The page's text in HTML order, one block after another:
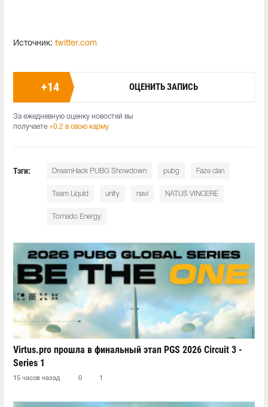
Источник: twitter.com
+14 ОЦЕНИТЬ ЗАПИСЬ
За ежедневную оценку новостей вы
получаете +0.2 в свою карму
Тэги: DreamHack PUBG Showdown pubg Faze clan
Team Liquid unity navi NATUS VINCERE
Tornado Energy
Virtus.pro прошла в финальный этап PGS 2026 Circuit 3 -
Series 1
15 часов назад 0 1